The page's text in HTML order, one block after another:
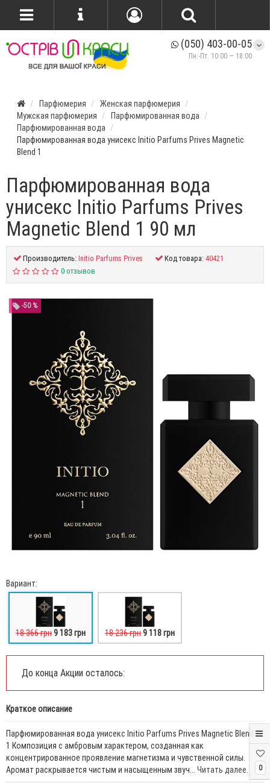
0
(050) 403-00-05
Пн.-Пт. 10:00 — 18:00
Парфюмерия
Женская парфюмерия
Мужская парфюмерия
Парфюмированная вода
Парфюмированная вода
Парфюмированная вода унисекс Initio Parfums Prives Magnetic
Blend 1
Парфюмированная вода
унисекс Initio Parfums Prives
Magnetic Blend 1 90 мл
Производитель:Initio Parfums Prives Код товара:40421
0 отзывов
-50 %
Вариант:
18 366 грн9 183 грн 18 236 грн9 118 грн
До конца Акции осталось:
Краткое описание
Парфюмированная вода унисекс Initio Parfums Prives Magnetic Blend
1 Композиция с амбровым характером, созданная как
концентрированное проявление магнетизма и чувственной силы.
Аромат раскрывается чистым и насыщенным звуч... Читать далее...